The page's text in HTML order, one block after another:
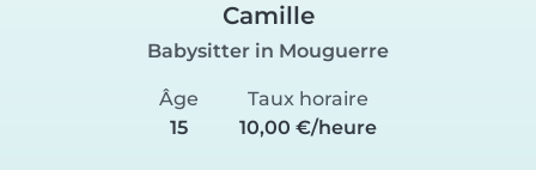
Camille
Babysitter in Mouguerre
Âge
15
Taux horaire
10,00 €/heure